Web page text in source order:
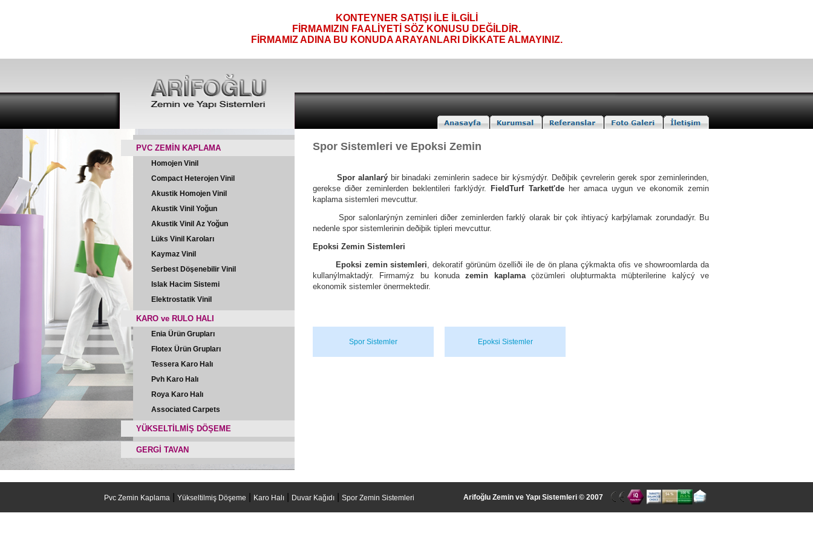
KONTEYNER SATIŞI İLE İLGİLİ
FİRMAMIZIN FAALİYETİ SÖZ KONUSU DEĞİLDİR.
FİRMAMIZ ADINA BU KONUDA ARAYANLARI DİKKATE ALMAYINIZ.
PVC ZEMİN KAPLAMA
Homojen Vinil
Compact Heterojen Vinil
Akustik Homojen Vinil
Akustik Vinil Yoğun
Akustik Vinil Az Yoğun
Lüks Vinil Karoları
Kaymaz Vinil
Serbest Döşenebilir Vinil
Islak Hacim Sistemi
Elektrostatik Vinil
KARO ve RULO HALI
Enia Ürün Grupları
Flotex Ürün Grupları
Tessera Karo Halı
Pvh Karo Halı
Roya Karo Halı
Associated Carpets
YÜKSELTİLMİŞ DÖŞEME
GERGİ TAVAN
Spor Sistemleri ve Epoksi Zemin
Spor alanlarý bir binadaki zeminlerin sadece bir kýsmýdýr. Deðiþik çevrelerin gerek spor zeminlerinden,
gerekse diðer zeminlerden beklentileri farklýdýr.FieldTurf Tarkett'deher amaca uygun ve ekonomik zemin
kaplama sistemleri mevcuttur.
Spor salonlarýnýn zeminleri diðer zeminlerden farklý olarak bir çok ihtiyacý karþýlamak zorundadýr. Bu
nedenle spor sistemlerinin deðiþik tipleri mevcuttur.
Epoksi Zemin Sistemleri
Epoksi zemin sistemleri , dekoratif görünüm özelliði ile de ön plana çýkmakta ofis ve showroomlarda da
kullanýlmaktadýr. Firmamýz bu konudazemin kaplamaçözümleri oluþturmakta müþterilerine kalýcý ve
ekonomik sistemler önermektedir.
Spor Sistemler Epoksi Sistemler
Pvc Zemin Kaplama Yükseltilmiş Döşeme Karo Halı Duvar Kağıdı Spor Zemin Sistemleri Arifoğlu Zemin ve Yapı Sistemleri © 2007